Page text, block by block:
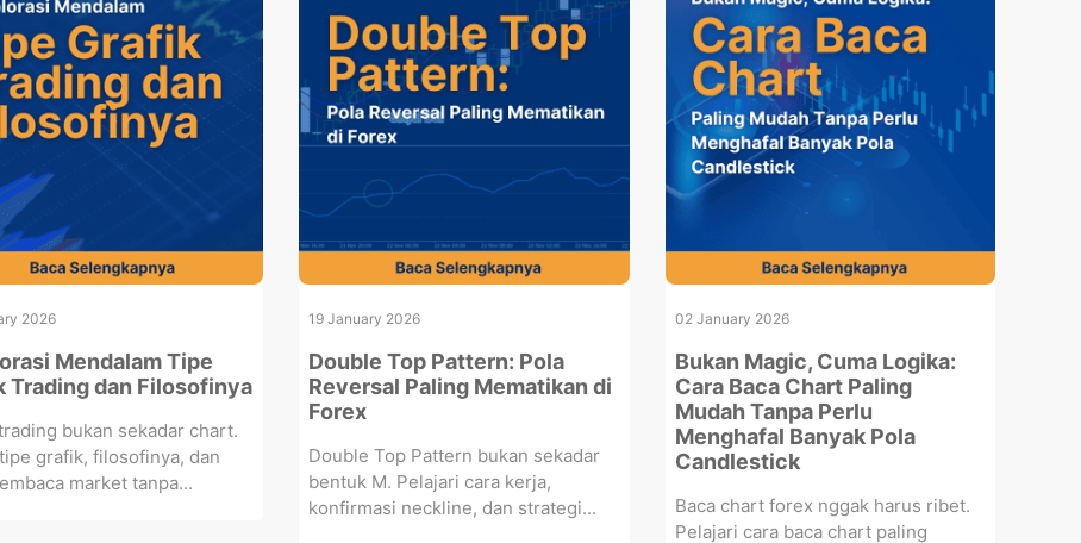
2026
Mendalam Tipe
Trading dan Filosofinya
bukan sekadar chart.
grafik, filosofinya, dan
market tanpa...
19 January 2026
Double Top Pattern: Pola
Reversal Paling Mematikan di
Forex
Double Top Pattern bukan sekadar
bentuk M. Pelajari cara kerja,
konfirmasi neckline, dan strategi...
02 January 2026
Bukan Magic, Cuma Logika:
Cara Baca Chart Paling
Mudah Tanpa Perlu
Menghafal Banyak Pola
Candlestick
Baca chart forex nggak harus ribet.
Pelajari cara baca chart paling